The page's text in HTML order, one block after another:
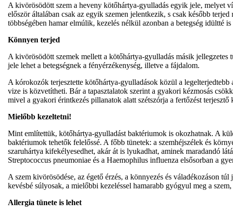
A kivörösödött szem a heveny kötőhártya-gyulladás egyik jele, melyet
először általában csak az egyik szemen jelentkezik, s csak később
többségében hamar elmúlik, kezelés nélkül azonban a betegség idültté
Könnyen terjed
A kivörösödött szemek mellett a kötőhártya-gyulladás másik
jele lehet a betegségnek a fényérzékenység, illetve a fájdalom.
A kórokozók terjesztette kötőhártya-gyulladások közül a
vize is közvetítheti. Bár a tapasztalatok szerint a gyakori kézmosás
mivel a gyakori érintkezés pillanatok alatt szétszórja a fertőzést terjesztő
Mielőbb kezeltetni!
Mint említettük, kötőhártya-gyulladást baktériumok is okozhatnak. A
baktériumok tehetők felelőssé. A főbb tünetek: a szemhéjszélek és
szaruhártya kifekélyesedhet, akár át is lyukadhat, aminek maradandó
Streptococcus pneumoniae és a Haemophilus influenza elsősorban a
A szem kivörösödése, az égető érzés, a könnyezés és váladékozáson
kevésbé súlyosak, a mielőbbi kezeléssel hamarabb gyógyul meg a
Allergia tünete is lehet